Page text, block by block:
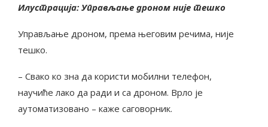
Илустрација: Управљање дроном није тешко
Управљање дроном, према његовим речима, није
тешко.
– Свако ко зна да користи мобилни телефон,
научиће лако да ради и са дроном. Врло је
аутоматизовано – каже саговорник.